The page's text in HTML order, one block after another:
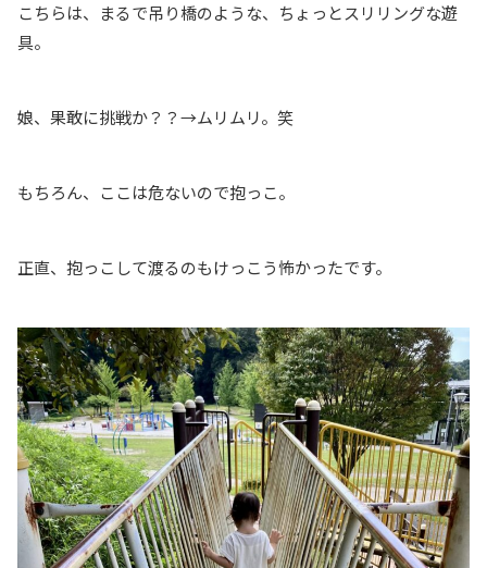
こちらは、まるで吊り橋のような、ちょっとスリリングな遊
具。
娘、果敢に挑戦か？？→ムリムリ。笑
もちろん、ここは危ないので抱っこ。
正直、抱っこして渡るのもけっこう怖かったです。